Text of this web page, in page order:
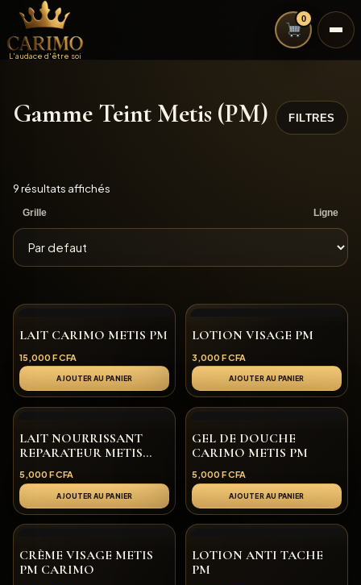
L'audace d'être soi
0
Gamme Teint Metis (PM) FILTRES
9 résultats affichés
Grille Ligne
LAIT CARIMO METIS PM
15,000 F CFA
AJOUTER AU PANIER
LOTION VISAGE PM
3,000 F CFA
AJOUTER AU PANIER
LAIT NOURRISSANT
REPARATEUR METIS
5,000 F CFA
AJOUTER AU PANIER
GEL DE DOUCHE
CARIMO METIS PM
5,000 F CFA
AJOUTER AU PANIER
CRÈME VISAGE METIS
PM CARIMO
LOTION ANTI TACHE
PM